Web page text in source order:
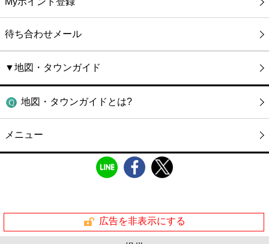
待ち合わせメール
▼地図・タウンガイド
地図・タウンガイドとは?
メニュー
広告を非表示にする